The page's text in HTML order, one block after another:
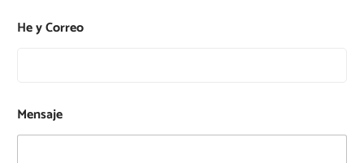
He y Correo
Mensaje